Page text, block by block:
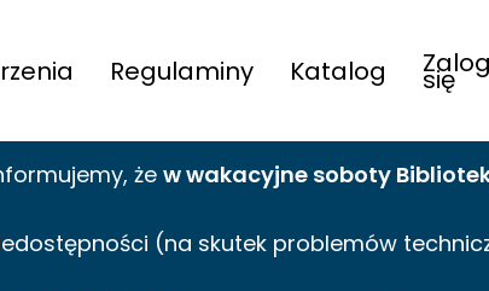
Regulaminy Katalog się
że w wakacyjne soboty
(na skutek problemów